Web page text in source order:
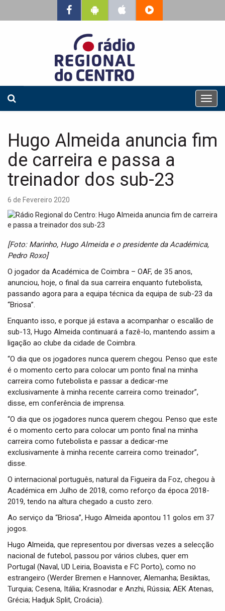
T
o
a
o
Hugo Almeida anuncia fim
de carreira e passa a
treinador dos sub-23
6 de Fevereiro 2020
[Foto: Marinho, Hugo Almeida e o presidente da Académica,
Pedro Roxo]
O jogador da Académica de Coimbra – OAF, de 35 anos,
anunciou, hoje, o final da sua carreira enquanto futebolista,
passando agora para a equipa técnica da equipa de sub-23 da
“Briosa”.
Enquanto isso, e porque já estava a acompanhar o escalão de
sub-13, Hugo Almeida continuará a fazê-lo, mantendo assim a
ligação ao clube da cidade de Coimbra.
“O dia que os jogadores nunca querem chegou. Penso que este
é o momento certo para colocar um ponto final na minha
carreira como futebolista e passar a dedicar-me
exclusivamente à minha recente carreira como treinador”,
disse, em conferência de imprensa.
“O dia que os jogadores nunca querem chegou. Penso que este
é o momento certo para colocar um ponto final na minha
carreira como futebolista e passar a dedicar-me
exclusivamente à minha recente carreira como treinador”,
disse.
O internacional português, natural da Figueira da Foz, chegou à
Académica em Julho de 2018, como reforço da época 2018-
2019, tendo na altura chegado a custo zero.
Ao serviço da “Briosa”, Hugo Almeida apontou 11 golos em 37
jogos.
Hugo Almeida, que representou por diversas vezes a selecção
nacional de futebol, passou por vários clubes, quer em
Portugal (Naval, UD Leiria, Boavista e FC Porto), como no
estrangeiro (Werder Bremen e Hannover, Alemanha; Besiktas,
Turquia; Cesena, Itália; Krasnodar e Anzhi, Rússia; AEK Atenas,
Grécia; Hadjuk Split, Croácia).